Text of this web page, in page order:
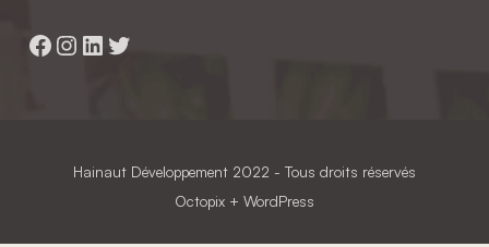
Facebook
Instagram
LinkedIn
Twitter
Hainaut Développement 2022 - Tous droits réservés
Octopix + WordPress